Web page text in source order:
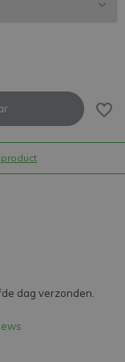
dag verzonden.